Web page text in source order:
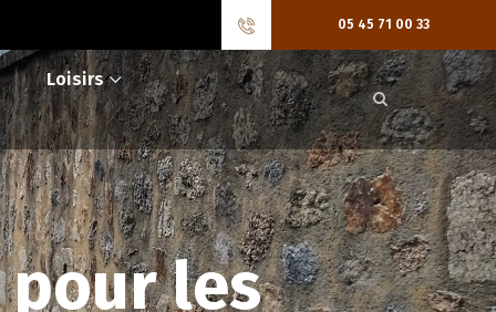
05 45 71 00 33
Loisirs
les